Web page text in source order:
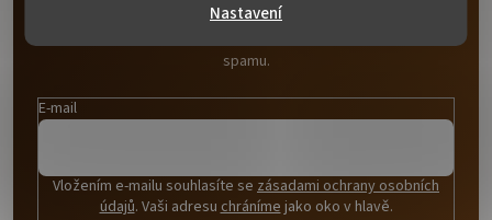
Nastavení
spamu.
E-mail
Vložením e-mailu souhlasíte se zásadami ochrany osobních
údajů. Vaši adresuchránímejako oko v hlavě.